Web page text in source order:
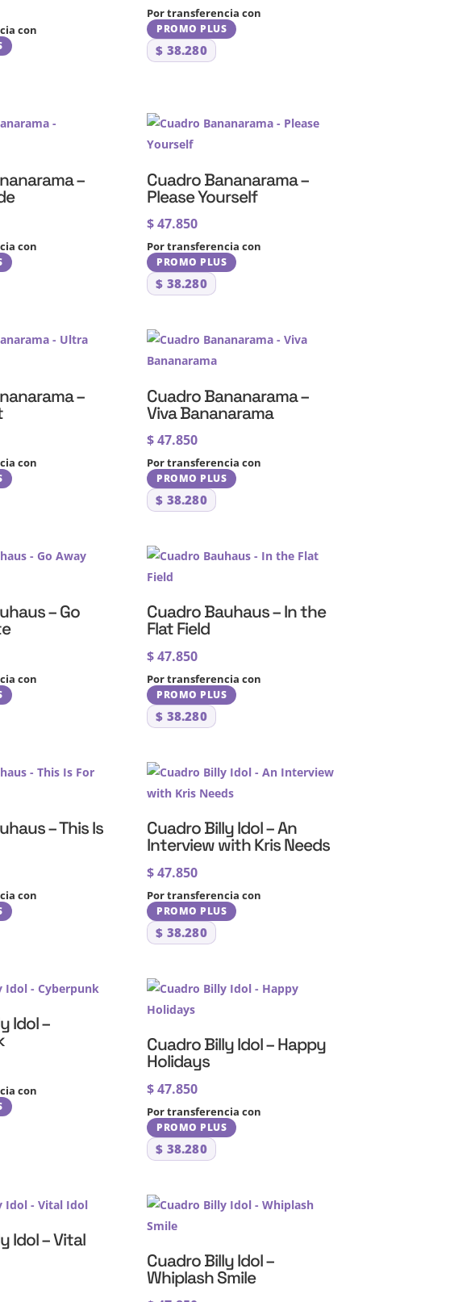
con
Por transferencia con
PROMO PLUS
$ 38.280
–
con
Cuadro Bananarama –
Please Yourself
$47.850
Por transferencia con
PROMO PLUS
$ 38.280
–
con
Cuadro Bananarama –
Viva Bananarama
$47.850
Por transferencia con
PROMO PLUS
$ 38.280
– Go
con
Cuadro Bauhaus – In the
Flat Field
$47.850
Por transferencia con
PROMO PLUS
$ 38.280
– This Is
con
Cuadro Billy Idol – An
Interview with Kris Needs
$47.850
Por transferencia con
PROMO PLUS
$ 38.280
Idol –
con
Cuadro Billy Idol – Happy
Holidays
$47.850
Por transferencia con
PROMO PLUS
$ 38.280
Idol – Vital
Cuadro Billy Idol –
Whiplash Smile